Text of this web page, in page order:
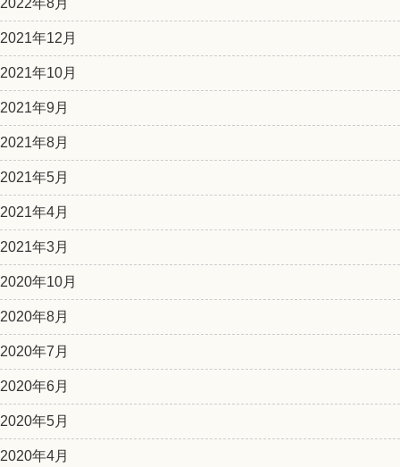
2022年8月
2021年12月
2021年10月
2021年9月
2021年8月
2021年5月
2021年4月
2021年3月
2020年10月
2020年8月
2020年7月
2020年6月
2020年5月
2020年4月